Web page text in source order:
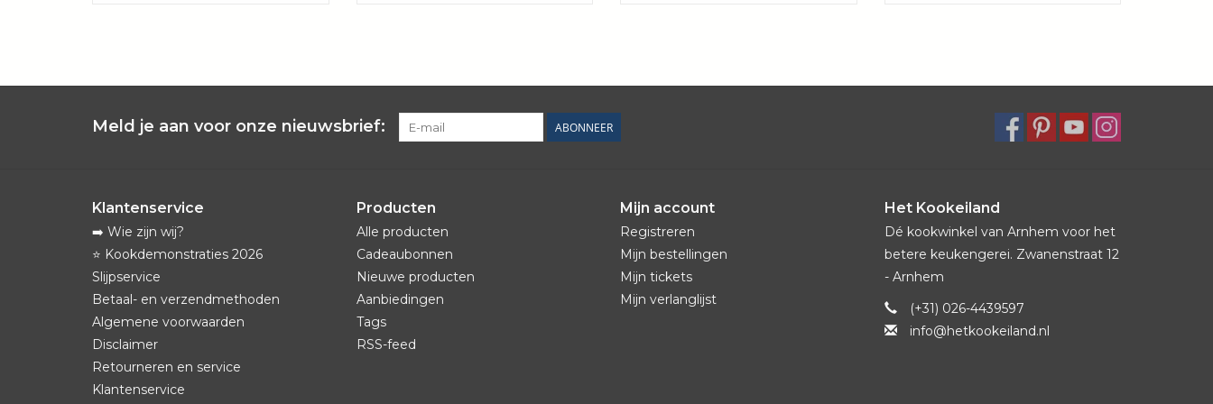
Meld je aan voor onze nieuwsbrief: ABONNEER
Klantenservice
➡️ Wie zijn wij?
⭐️ Kookdemonstraties 2026
Slijpservice
Betaal- en verzendmethoden
Algemene voorwaarden
Disclaimer
Retourneren en service
Klantenservice
Producten
Alle producten
Cadeaubonnen
Nieuwe producten
Aanbiedingen
Tags
RSS-feed
Mijn account
Registreren
Mijn bestellingen
Mijn tickets
Mijn verlanglijst
Het Kookeiland
Dé kookwinkel van Arnhem voor het
betere keukengerei. Zwanenstraat 12
- Arnhem
(+31) 026-4439597
info@hetkookeiland.nl